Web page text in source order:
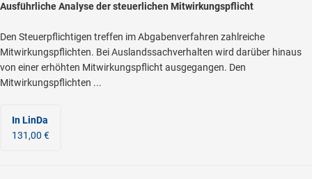
Ausführliche Analyse der steuerlichen Mitwirkungspflicht
Den Steuerpflichtigen treffen im Abgabenverfahren zahlreiche
Mitwirkungspflichten. Bei Auslandssachverhalten wird darüber hinaus
von einer erhöhten Mitwirkungspflicht ausgegangen. Den
Mitwirkungspflichten ...
In LinDa
131,00 €